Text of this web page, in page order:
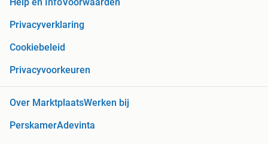
Privacyverklaring
Cookiebeleid
Privacyvoorkeuren
Over MarktplaatsWerken bij
PerskamerAdevinta